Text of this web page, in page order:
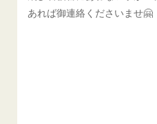
あれば御連絡くださいませ🤗